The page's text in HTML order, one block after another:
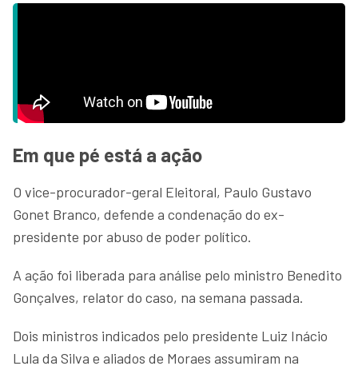
Em que pé está a ação
O vice-procurador-geral Eleitoral, Paulo Gustavo
Gonet Branco, defende a condenação do ex-
presidente por abuso de poder político.
A ação foi liberada para análise pelo ministro Benedito
Gonçalves, relator do caso, na semana passada.
Dois ministros indicados pelo presidente Luiz Inácio
Lula da Silva e aliados de Moraes assumiram na